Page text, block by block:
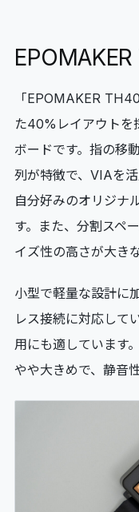
「EPOMAKER
た40%レイアウトを
ボードです。指の移
列が特徴で、VIAを
自分好みのオリジナ
す。また、分割スペ
イズ性の高さが大き
小型で軽量な設計に
レス接続に対応して
用にも適しています
やや大きめで、静音